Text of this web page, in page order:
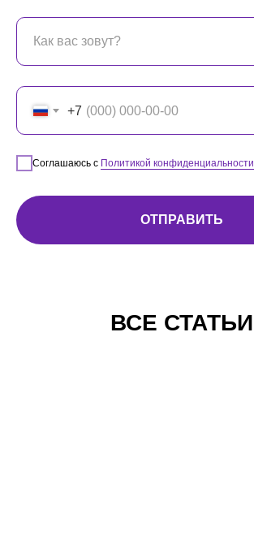
+7
Соглашаюсь с Политикой конфиденциальности
ОТПРАВИТЬ
ВСЕ СТАТЬИ